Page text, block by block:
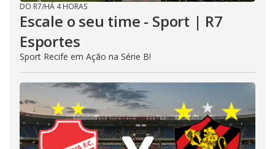
DO R7/HÁ 4 HORAS
Escale o seu time - Sport | R7
Esportes
Sport Recife em Ação na Série B!